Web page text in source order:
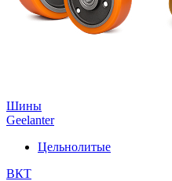
Шины
Geelanter
Цельнолитые
ВКТ